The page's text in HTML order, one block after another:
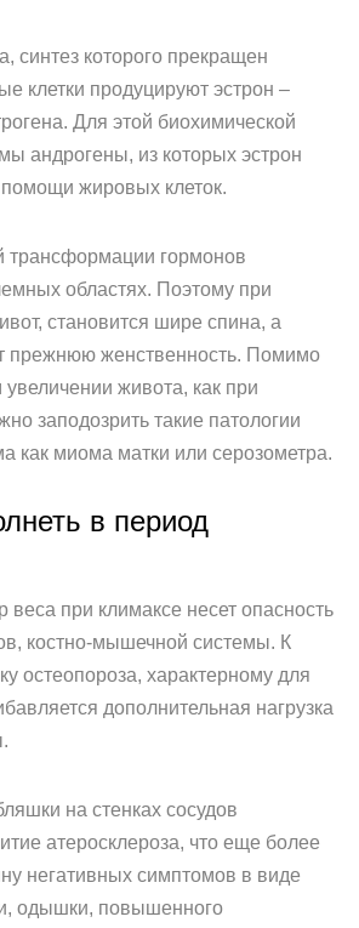
синтез которого прекращен
клетки продуцируют эстрон –
Для этой биохимической
андрогены, из которых эстрон
жировых клеток.
гормонов
областях. Поэтому при
становится шире спина, а
прежнюю женственность. Помимо
живота, как при
заподозрить такие патологии
как миома матки или серозометра.
в период
при климаксе несет опасность
костно-мышечной системы. К
остеопороза, характерному для
дополнительная нагрузка
на стенках сосудов
атеросклероза, что еще более
негативных симптомов в виде
одышки, повышенного